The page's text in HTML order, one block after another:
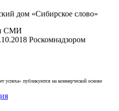
дом «Сибирское слово»
СМИ
Роскомнадзором
успеха» публикуются на коммерческой основе